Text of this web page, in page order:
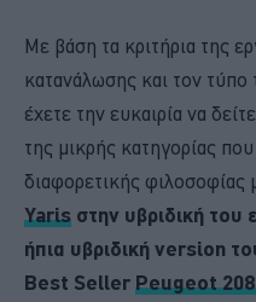
Με βάση τα κριτήρια της
κατανάλωσης και τον
έχετε την ευκαιρία να
της μικρής κατηγορίας
διαφορετικής φιλοσοφίας
Yaris στην υβριδική του
ήπια υβριδική version
Best Seller Peugeot